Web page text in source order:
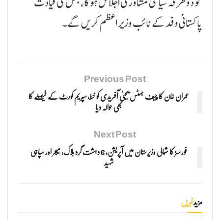
پاکستانی وفد کے نائب وزیر اعظم کریں گے۔
Previous Post
عمران خان کا چیف جسٹس یحییٰ آفریدی کو خط، سپریم کورٹ کے فیصلے کا
بھی حوالہ دیا
Next Post
فورسز کا شمالی وزیرستان میں آپریشن، 6 دہشت گرد ہلاک، میجر اور سپاہی
شہید
مزیدخبریں